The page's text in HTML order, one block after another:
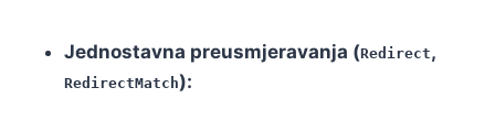
Jednostavna preusmjeravanja (Redirect,
RedirectMatch):